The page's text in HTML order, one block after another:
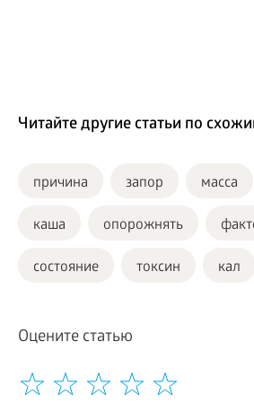
Читайте другие статьи по
причина запор масса
каша опорожнять
состояние токсин кал
Оцените статью